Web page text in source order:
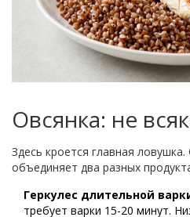
Овсянка: не
Здесь кроется главная
объединяет два разных
Геркулес длительной
требует варки 15-20 минут.